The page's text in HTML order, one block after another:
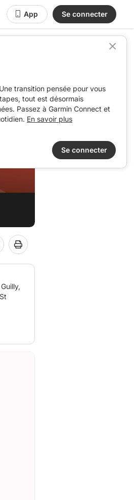
App Se connecter
transition pensée pour vous
tout est désormais
Passez à Garmin Connect et
En savoir plus
Se connecter